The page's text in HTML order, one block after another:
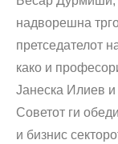
надворешна
претседателот
како и
Јанеска Илиев
Советот ги
и бизнис